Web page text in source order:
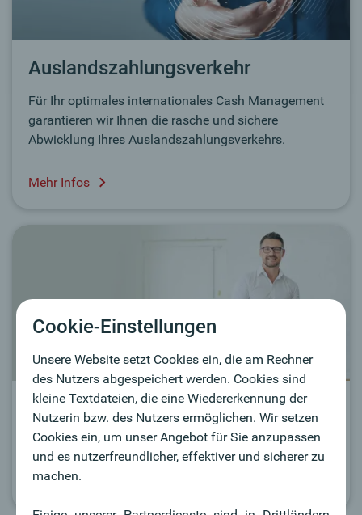
Auslandszahlungsverkehr
Für Ihr optimales internationales Cash Management
garantieren wir Ihnen die rasche und sichere
Abwicklung Ihres Auslandszahlungsverkehrs.
Mehr Infos
Forfaitierung
So machen Sie Kundenforderungen zu barem Geld.
Zur Forfaitierung
Cookie-Einstellungen
Unsere Website setzt Cookies ein, die am Rechner
des Nutzers abgespeichert werden. Cookies sind
kleine Textdateien, die eine Wiedererkennung der
Nutzerin bzw. des Nutzers ermöglichen. Wir setzen
Cookies ein, um unser Angebot für Sie anzupassen
und es nutzerfreundlicher, effektiver und sicherer zu
machen.